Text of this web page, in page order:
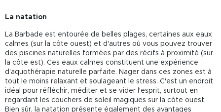
La natation
La Barbade est entourée de belles plages, certaines aux eaux
calmes (sur la côte ouest) et d'autres où vous pouvez trouver
des piscines naturelles formées par des récifs à proximité (sur
la côte est). Ces eaux calmes constituent une expérience
d'aquothérapie naturelle parfaite. Nager dans ces zones est à
tout le moins relaxant et soulageant le stress. C'est un endroit
idéal pour réfléchir, méditer et se vider l'esprit, surtout en
regardant les couchers de soleil magiques sur la côte ouest.
Bien sûr, la natation présente également des avantages